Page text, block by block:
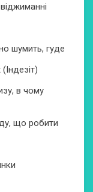
шумить, гуде
в чому
що робити